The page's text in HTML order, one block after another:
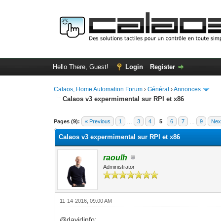
Hello There, Guest! Login Register
Calaos, Home Automation Forum ›Général ›Annonces
Calaos v3 expermimental sur RPI et x86
Pages (9): « Previous 1 3 4 5 6 7 9
0 Vote(s) - 0 Average
1
2
3
4
5
Calaos v3 expermimental sur RPI et x86
raoulh
Administrator
11-14-2016, 09:00 AM